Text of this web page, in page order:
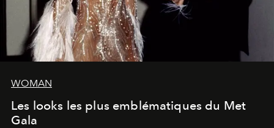
WOMAN
Les looks les plus emblématiques du Met
Gala